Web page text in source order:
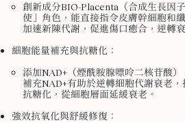
創新成分BIO-Placenta（合成生長因
使」角色，能直接指令皮膚幹細胞和
加速新陳代謝，促進傷口癒合，逆轉
細胞能量補充與抗糖化：
添加NAD+（煙酰胺腺嘌呤二核苷酸
補充NAD+有助於逆轉細胞代謝衰老
抗糖化，從細胞層面延緩衰老。
強效抗氧化與舒緩修復：